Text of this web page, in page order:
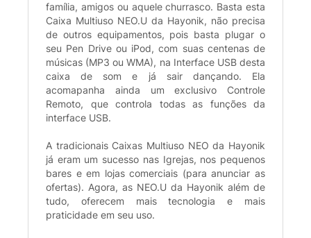
família, amigos ou aquele churrasco. Basta esta
Caixa Multiuso NEO.U da Hayonik, não precisa
de outros equipamentos, pois basta plugar o
seu Pen Drive ou iPod, com suas centenas de
músicas (MP3 ou WMA), na Interface USB desta
caixa de som e já sair dançando. Ela
acomapanha ainda um exclusivo Controle
Remoto, que controla todas as funções da
interface USB.
A tradicionais Caixas Multiuso NEO da Hayonik
já eram um sucesso nas Igrejas, nos pequenos
bares e em lojas comerciais (para anunciar as
ofertas). Agora, as NEO.U da Hayonik além de
tudo, oferecem mais tecnologia e mais
praticidade em seu uso.